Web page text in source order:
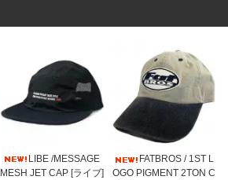
LIBE /MESSAGE
MESH JET CAP [ライブ]
FATBROS / 1ST L
OGO PIGMENT 2TON C